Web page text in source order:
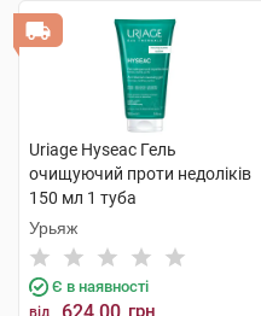
Uriage Hyseac Гель
очищуючий проти недоліків
150 мл 1 туба
Урьяж
Є в наявності
від грн